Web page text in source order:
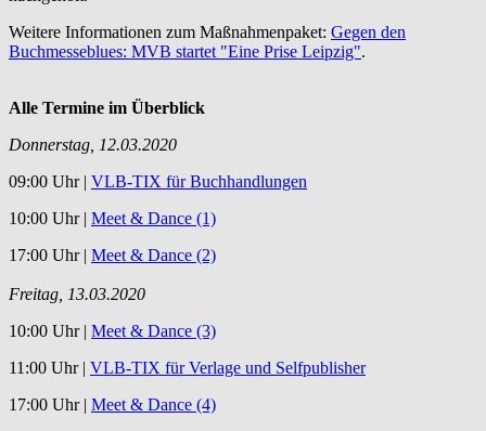
Weitere Informationen zum Maßnahmenpaket: Gegen den
Buchmesseblues: MVB startet "Eine Prise Leipzig".
Alle Termine im Überblick
Donnerstag, 12.03.2020
09:00 Uhr | VLB-TIX für Buchhandlungen
10:00 Uhr | Meet & Dance (1)
17:00 Uhr | Meet & Dance (2)
Freitag, 13.03.2020
10:00 Uhr | Meet & Dance (3)
11:00 Uhr | VLB-TIX für Verlage und Selfpublisher
17:00 Uhr | Meet & Dance (4)